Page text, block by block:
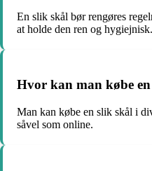
En slik skål bør rengøres
at holde den ren og hygiejnisk.
Hvor kan man købe
Man kan købe en slik skål i
såvel som online.